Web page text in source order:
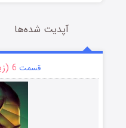
آپدیت شده‌ها
قسمت 6 (زیرنویس)